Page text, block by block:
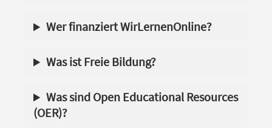
Wer finanziert WirLernenOnline?
Was ist Freie Bildung?
Was sind Open Educational Resources
(OER)?